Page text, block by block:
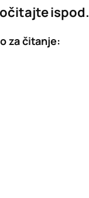
ispod.
za čitanje: